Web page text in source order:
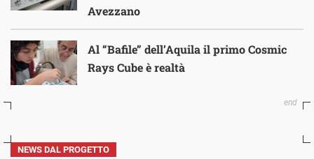
Avezzano
Al “Bafile” dell’Aquila il primo Cosmic
Rays Cube è realtà
NEWS DAL PROGETTO